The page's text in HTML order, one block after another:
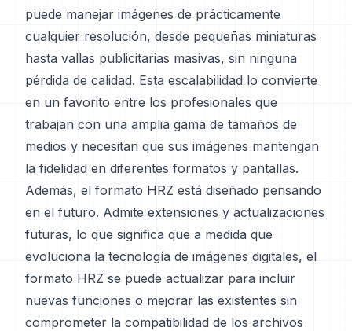
puede manejar imágenes de prácticamente
cualquier resolución, desde pequeñas miniaturas
hasta vallas publicitarias masivas, sin ninguna
pérdida de calidad. Esta escalabilidad lo convierte
en un favorito entre los profesionales que
trabajan con una amplia gama de tamaños de
medios y necesitan que sus imágenes mantengan
la fidelidad en diferentes formatos y pantallas.
Además, el formato HRZ está diseñado pensando
en el futuro. Admite extensiones y actualizaciones
futuras, lo que significa que a medida que
evoluciona la tecnología de imágenes digitales, el
formato HRZ se puede actualizar para incluir
nuevas funciones o mejorar las existentes sin
comprometer la compatibilidad de los archivos